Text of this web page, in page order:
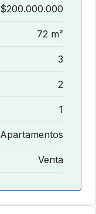
$200.000.000
72 m²
3
2
1
Apartamentos
Venta